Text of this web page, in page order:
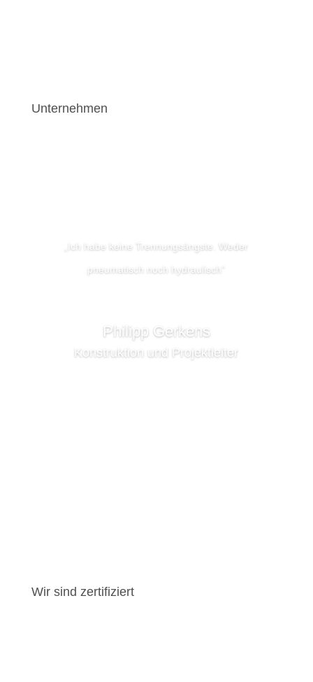
Unternehmen
„Ich habe keine Trennungsängste. Weder
pneumatisch noch hydraulisch”
Philipp Gerkens
Konstruktion und Projektleiter
Wir sind zertifiziert